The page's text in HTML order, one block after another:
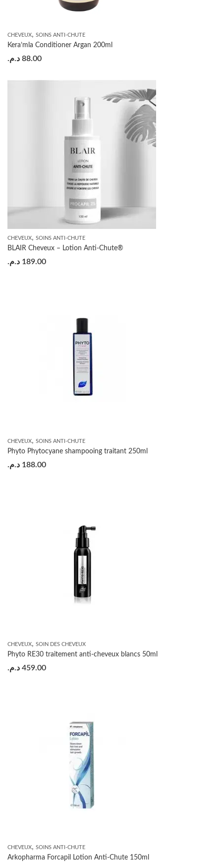
CHEVEUX, SOINS ANTI-CHUTE
Kera’mla Conditioner Argan 200ml
88.00 د.م.
CHEVEUX, SOINS ANTI-CHUTE
BLAIR Cheveux – Lotion Anti-Chute®
189.00 د.م.
CHEVEUX, SOINS ANTI-CHUTE
Phyto Phytocyane shampooing traitant 250ml
188.00 د.م.
CHEVEUX, SOIN DES CHEVEUX
Phyto RE30 traitement anti-cheveux blancs 50ml
459.00 د.م.
CHEVEUX, SOINS ANTI-CHUTE
Arkopharma Forcapil Lotion Anti-Chute 150ml